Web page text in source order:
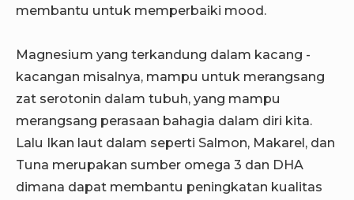
membantu untuk memperbaiki mood.
Magnesium yang terkandung dalam kacang -
kacangan misalnya, mampu untuk merangsang
zat serotonin dalam tubuh, yang mampu
merangsang perasaan bahagia dalam diri kita.
Lalu Ikan laut dalam seperti Salmon, Makarel, dan
Tuna merupakan sumber omega 3 dan DHA
dimana dapat membantu peningkatan kualitas